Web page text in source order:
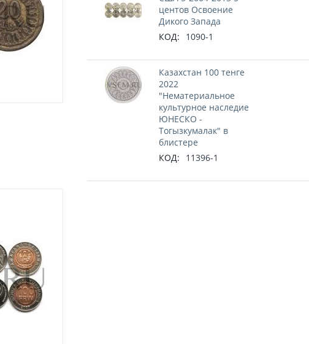
центов Освоение
Дикого Запада
КОД:
1090-1
Казахстан 100 тенге
2022
"Нематериальное
культурное наследие
ЮНЕСКО -
Тогызкумалак" в
блистере
КОД:
11396-1